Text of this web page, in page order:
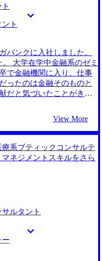
アントとのプロジェクト
ていたので、コンサルタ
MyVisionのYouTube広告
私のこれまでの職歴やキ
く、同時に自社で新規事
ティングファーム」を紹
ング領域特化を掲げてい
聞きましたが、大手ファ
と思い、MyVisionを選択
の事例をもとに、難易度
への転職を成功させるた
た。 自分に合った求人紹
が、選考対策も非常に手
会社出身ということもあ
とでお客さん主語で話す
の的確なフィードバック
ァームに行きたいという
きな気持ちで転職活動を
手厚くサポートしてくれ
張りたいと思えました。
ト
バンクに入社しました。
大学在学中金融系のゼミ
で金融機関に入り、仕事
ったのは金融そのものと
だと気づいたことがきっ
関に在籍していた頃より
ら、ブティック系コンサ
いう思いは予てから強く
ック系コンサルティング
ました。 2社です。
ムに行くことがあるなら
すめされていたため、最
からです。 一応大手エー
みましたが、MyVisionの
裏切らない丁寧さと確か
界への転職ならMyVision
View More
系ブティックコンサルテ
ネジメントスキルをさら
ルタント
ー